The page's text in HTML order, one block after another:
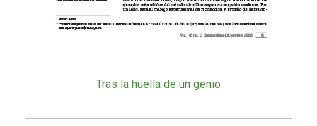
Tras la huella de un genio